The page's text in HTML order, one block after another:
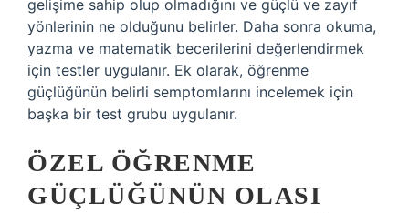
gelişime sahip olup olmadığını ve güçlü ve zayıf
yönlerinin ne olduğunu belirler. Daha sonra okuma,
yazma ve matematik becerilerini değerlendirmek
için testler uygulanır. Ek olarak, öğrenme
güçlüğünün belirli semptomlarını incelemek için
başka bir test grubu uygulanır.
ÖZEL ÖĞRENME
GÜÇLÜĞÜNÜN OLASI